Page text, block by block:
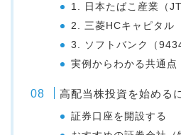
1. 日本たばこ産業（JT
2. 三菱HCキャピタル
3. ソフトバンク（
実例からわかる共通点
高配当株投資を始める
証券口座を開設する